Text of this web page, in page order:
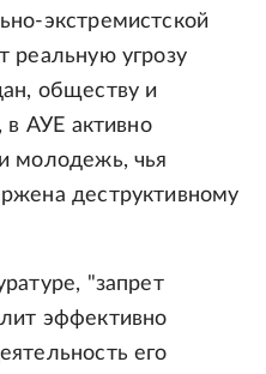
экстремистской
реальную угрозу
обществу и
в АУЕ активно
молодежь, чья
деструктивному
"запрет
эффективно
его